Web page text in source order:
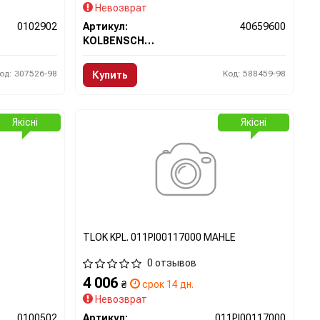
0102902
307526-98
Невозврат
Артикул:
40659600
KOLBENSCHMIDT
Купить Код: 588459-98
Якісні
TLOK KPL. 011PI00117000 MAHLE
0 отзывов
4 006₴
срок 14 дн.
Невозврат
Якісні